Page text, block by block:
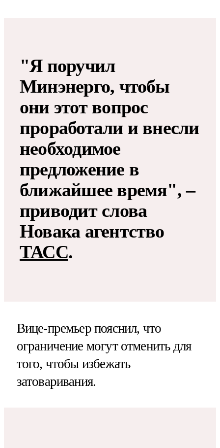
"Я поручил
Минэнерго, чтобы
они этот вопрос
проработали и внесли
необходимое
предложение в
ближайшее время", –
приводит слова
Новака агентство
ТАСС.
Вице-премьер пояснил, что
ограничение могут отменить для
того, чтобы избежать
затоваривания.